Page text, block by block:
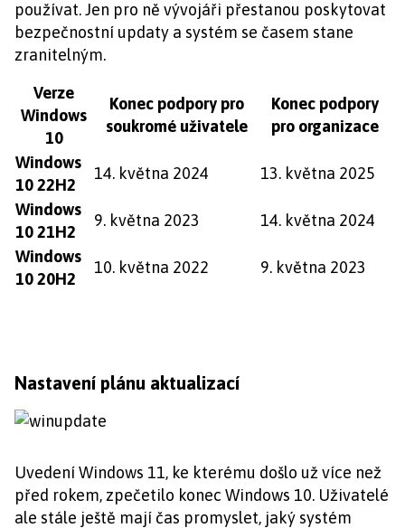
používat. Jen pro ně vývojáři přestanou poskytovat
bezpečnostní updaty a systém se časem stane
zranitelným.
Verze
Windows
10
Konec podpory pro
soukromé uživatele
Konec podpory
pro organizace
Windows
10 22H2
14. května 2024
13. května 2025
Windows
10 21H2
9. května 2023
14. května 2024
Windows
10 20H2
10. května 2022 9. května 2023
Nastavení plánu aktualizací
Uvedení Windows 11, ke kterému došlo už více než
před rokem, zpečetilo konec Windows 10. Uživatelé
ale stále ještě mají čas promyslet, jaký systém